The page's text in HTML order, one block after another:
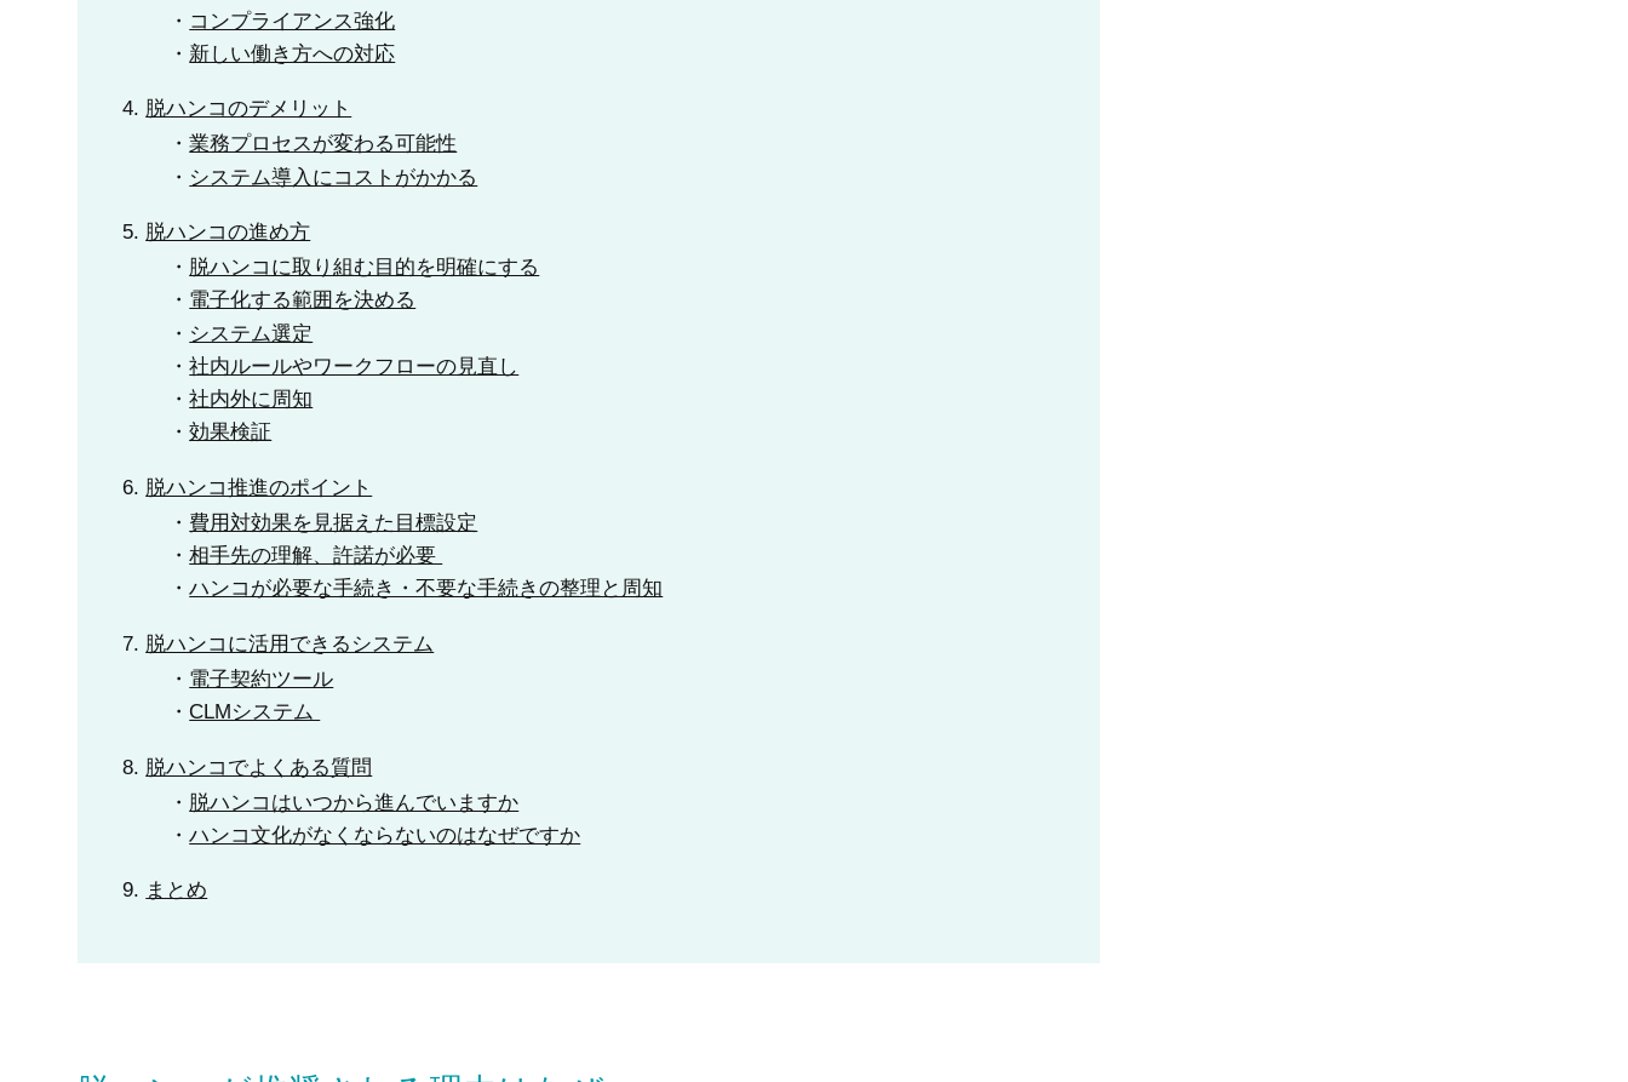
コンプライアンス強化
新しい働き方への対応
脱ハンコのデメリット
業務プロセスが変わる可能性
システム導入にコストがかかる
脱ハンコの進め方
脱ハンコに取り組む目的を明確にする
電子化する範囲を決める
システム選定
社内ルールやワークフローの見直し
社内外に周知
効果検証
脱ハンコ推進のポイント
費用対効果を見据えた目標設定
相手先の理解、許諾が必要
ハンコが必要な手続き・不要な手続きの整理と周知
脱ハンコに活用できるシステム
電子契約ツール
CLMシステム
脱ハンコでよくある質問
脱ハンコはいつから進んでいますか
ハンコ文化がなくならないのはなぜですか
まとめ